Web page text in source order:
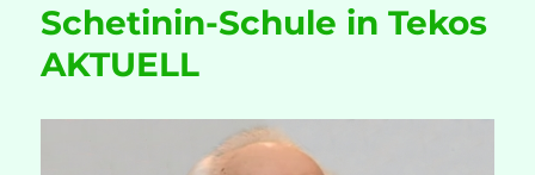
Intelligenz
Schetinin-Schule in Tekos
AKTUELL